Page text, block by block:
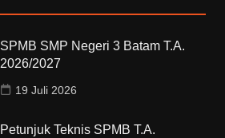
SPMB SMP Negeri 3 Batam T.A.
2026/2027
19 Juli 2026
Petunjuk Teknis SPMB T.A.